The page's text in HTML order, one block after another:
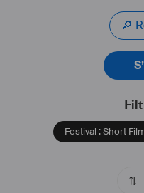
Festival : Short
sont la communauté, notre
Actuellement, elle travaille
https://
monteuse#